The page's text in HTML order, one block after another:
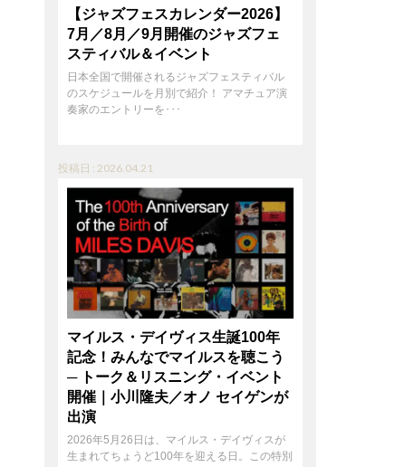
【ジャズフェスカレンダー2026】
7月／8月／9月開催のジャズフェ
スティバル＆イベント
日本全国で開催されるジャズフェスティバル
のスケジュールを月別で紹介！ アマチュア演
奏家のエントリーを･･･
投稿日 : 2026.04.21
マイルス・デイヴィス生誕100年
記念！みんなでマイルスを聴こう
─ トーク＆リスニング・イベント
開催｜小川隆夫／オノ セイゲンが
出演
2026年5月26日は、マイルス・デイヴィスが
生まれてちょうど100年を迎える日。この特別